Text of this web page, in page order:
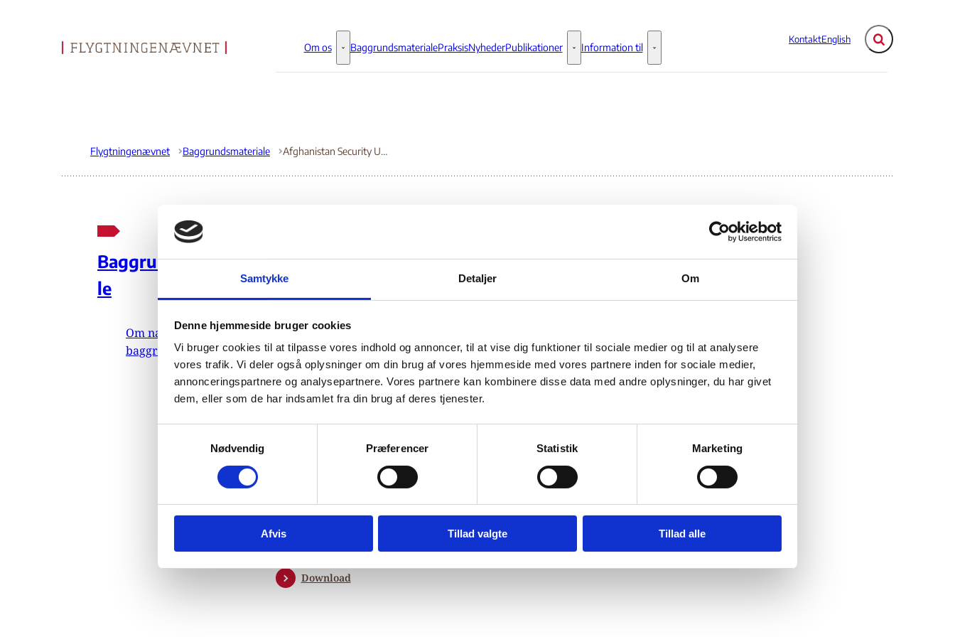
Samtykke Detaljer Om
Denne hjemmeside bruger cookies
Vi bruger cookies til at tilpasse vores indhold og annoncer, til at vise dig funktioner til sociale medier og til at analysere
vores trafik. Vi deler også oplysninger om din brug af vores hjemmeside med vores partnere inden for sociale medier,
annonceringspartnere og analysepartnere. Vores partnere kan kombinere disse data med andre oplysninger, du har givet
dem, eller som de har indsamlet fra din brug af deres tjenester.
v
Nødvendig Præferencer Statistik Marketing
Afvis Tillad valgte Tillad alle
Gå til forsiden
KontaktEnglish Fold søgefelt ud
Om os Om os - Flere links
BaggrundsmaterialePraksisNyhederPublikationer Publikationer - Flere links
Information til Information til - Flere links
Flygtningenævnet Baggrundsmateriale Afghanistan Security Update Relating to Complementary Forms of Protection.
Baggrundsmateria
le
Om nævnets
baggrundsmateriale
Afghanistan Security
Update Relating to
Complementary Forms of
Protection.
06.10.2008 Bilag 306United Nations High Commissioner for Refugees (UNHCR)
UNHCR’s anbefalinger vedrørende behovet for
supplerende beskyttelse
for personer fra Afghanistan og skal læses i
Protection Needs of Afghan Asylum-seekers af december 2007. Rapporten
indeholder særligt oplysninger om densikkerhedsmæssige situation
række nærmere oplistede distrikter og provinser i Afghanistan.
Download